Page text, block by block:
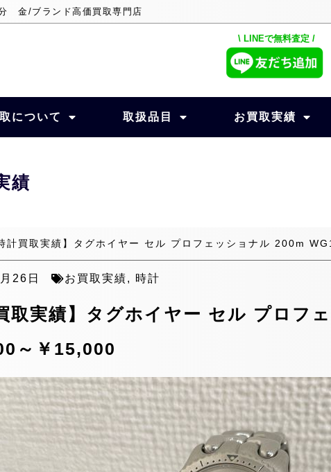
金/ブランド高価買取専門店
\ LINEで無料査定 /
について 取扱品目 お買取実績
績
計買取実績】タグホイヤー セル プロフェッショナル 200m
26日 お買取実績, 時計
取実績】タグホイヤー セル プロフ
～￥15,000